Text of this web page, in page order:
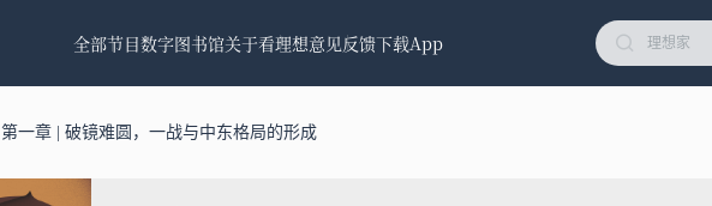
全部节目数字图书馆关于看理想意见反馈下载App
第一章 | 破镜难圆，一战与中东格局的形成